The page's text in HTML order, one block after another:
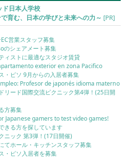
日本人学校
育む、日本の学びと未来への力～ [PR]
営業スタッフ募集
のシェアメート募集
ィストに最適なスタジオ賃貸
exterior en zona Pacifico
・ピソ 9月からの入居者募集
Profesor de japonés idioma materno
リード国際交流ピクニック第4弾！(25日開
方募集
Japanese gamers to test video games!
きる方を探しています
ニック 第3弾！(17日開催)
てホール・キッチンスタッフ募集
・ピソ入居者を募集